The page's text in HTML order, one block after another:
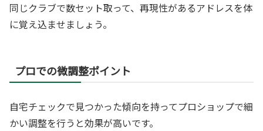
同じクラブで数セット取って、再現性があるアドレスを体
に覚え込ませましょう。
プロでの微調整ポイント
自宅チェックで見つかった傾向を持ってプロショップで細
かい調整を行うと効果が高いです。